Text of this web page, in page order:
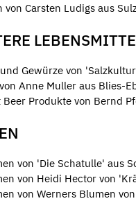
von Carsten Ludigs aus
Gewürze von
Anne Muller aus Blies-
Beer Produkte von Bernd
von 'Die Schatulle' aus
von Heidi Hector von
von Werners Blumen